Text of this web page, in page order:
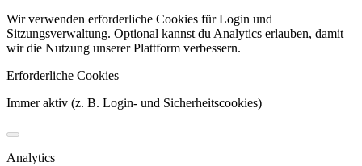
Wir verwenden erforderliche Cookies für Login und
Sitzungsverwaltung. Optional kannst du Analytics erlauben, damit
wir die Nutzung unserer Plattform verbessern.
Erforderliche Cookies
Immer aktiv (z. B. Login- und Sicherheitscookies)
Analytics